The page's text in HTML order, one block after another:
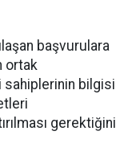
başvurulara
ortak
sahiplerinin bilgisi
gerektiğini